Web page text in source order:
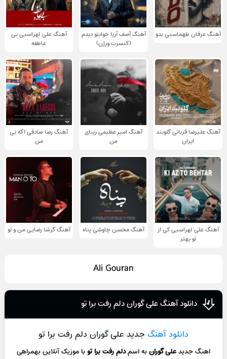
آهنگ عرفان طهماسبی بدو
آهنگ آصف آریا خوابتو دیدم
(کنسرت ورژن)
آهنگ علی لهراسبی بی
عاطفه
آهنگ علیرضا قربانی گلوبند
ایران
آهنگ امیر عظیمی زیبای
من
آهنگ رضا صادقی اگه بی
من
آهنگ علی لهراسبی کی از
تو ‌بهتر
آهنگ محسن چاوشی پناه آهنگ گرشا رضایی من و تو
Ali Gouran
دانلود آهنگ علی گوران دلم رفت برا تو
دانلود آهنگ جدید علی گوران دلم رفت برا تو
اهنگ جدیدعلی گورانبه اسمدلم رفت برا توبا موزیک آنلاینبهمراهی